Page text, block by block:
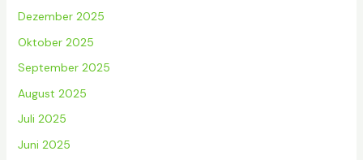
Dezember 2025
Oktober 2025
September 2025
August 2025
Juli 2025
Juni 2025